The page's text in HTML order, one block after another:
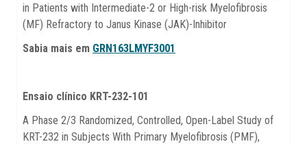
in Patients with Intermediate-2 or High-risk Myelofibrosis
(MF) Refractory to Janus Kinase (JAK)-Inhibitor
Sabia mais em GRN163LMYF3001
Ensaio clínico KRT-232-101
A Phase 2/3 Randomized, Controlled, Open-Label Study of
KRT-232 in Subjects With Primary Myelofibrosis (PMF),